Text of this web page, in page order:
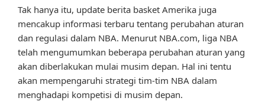
Tak hanya itu, update berita basket Amerika juga
mencakup informasi terbaru tentang perubahan aturan
dan regulasi dalam NBA. Menurut NBA.com, liga NBA
telah mengumumkan beberapa perubahan aturan yang
akan diberlakukan mulai musim depan. Hal ini tentu
akan mempengaruhi strategi tim-tim NBA dalam
menghadapi kompetisi di musim depan.